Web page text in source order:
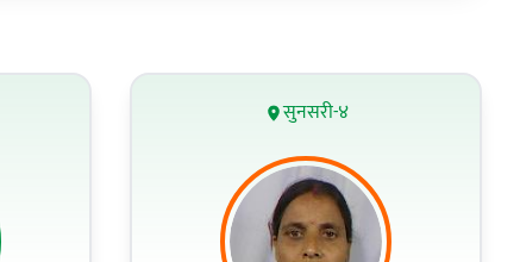
सुनसरी-४